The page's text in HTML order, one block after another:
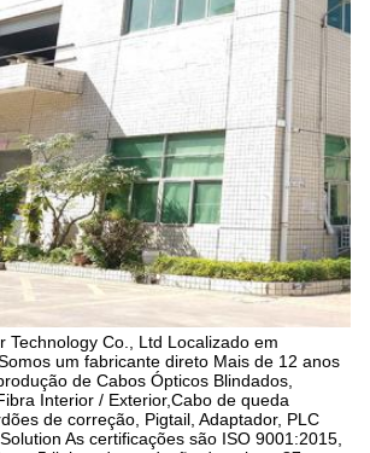
Technology Co., Ltd Localizado em
um fabricante direto Mais de 12 anos
de Cabos Ópticos Blindados,
Interior / Exterior,Cabo de queda
de correção, Pigtail, Adaptador, PLC
As certificações são ISO 9001:2015,